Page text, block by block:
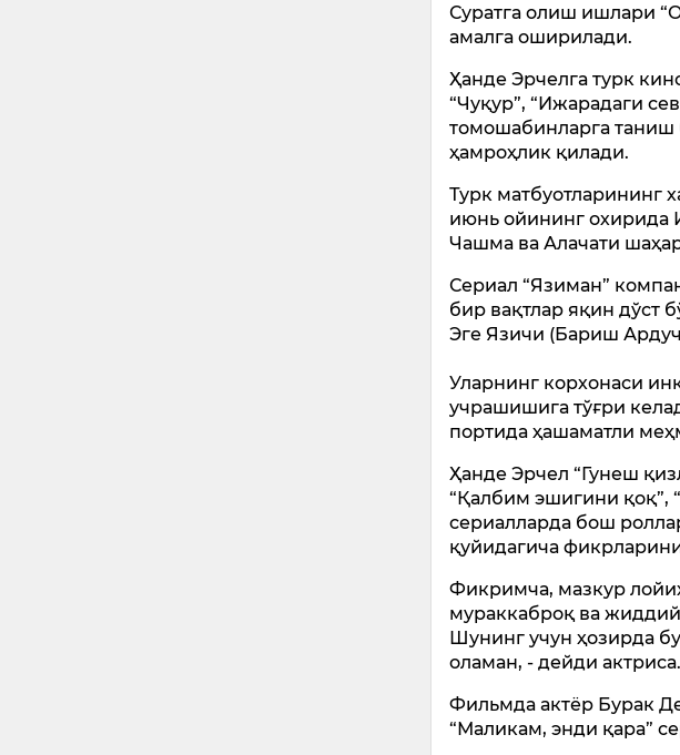
Суратга олиш ишлари
амалга оширилади.
Ҳанде Эрчелга турк
“Чуқур”, “Ижарадаги
томошабинларга
ҳамроҳлик қилади.
Турк матбуотларининг
июнь ойининг охирида
Чашма ва Алачати
Сериал “Язиман”
бир вақтлар яқин дўст
Эге Язичи (Бариш
Уларнинг корхонаси
учрашишига тўғри
портида ҳашаматли
Ҳанде Эрчел “Гунеш
“Қалбим эшигини қоқ”,
сериалларда бош
қуйидагича
Фикримча, мазкур
мураккаброқ ва
Шунинг учун ҳозирда
оламан, - дейди актриса.
Фильмда актёр Бурак
“Маликам, энди қара”